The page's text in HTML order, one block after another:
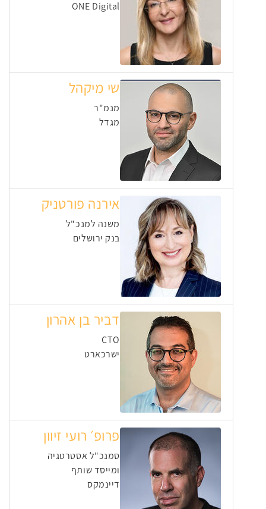
ONE Digital
שי מיקהל
מנמ"ר
מגדל
אירנה פורטניק
משנה למנכ"ל
בנק ירושלים
דביר בן אהרון
CTO
ישרכארט
פרופ׳ רועי זיוון
סמנכ"ל אסטרטגיה
ומייסד שותף
דיינמקס